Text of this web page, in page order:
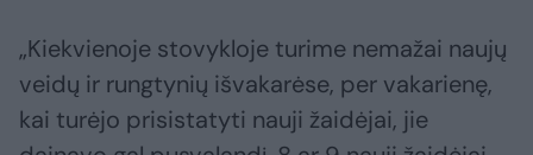
„Kiekvienoje stovykloje turime nemažai naujų
veidų ir rungtynių išvakarėse, per vakarienę,
kai turėjo prisistatyti nauji žaidėjai, jie